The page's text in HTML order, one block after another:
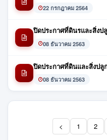
22 กรกฎาคม 2564
ปิดประกาศที่ดินรและสิ่งป
08 ธันวาคม 2563
ปิดประกาศที่ดินและสิ่งปลู
08 ธันวาคม 2563
< 1 2